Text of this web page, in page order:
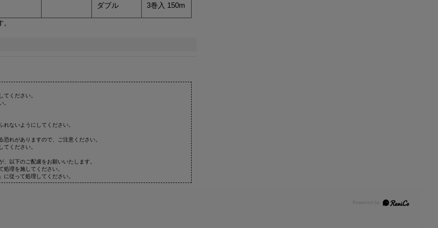
ダブル 3巻入 150m
ください。
。
ないようにしてください。
れがありますので、ご注意ください。
ください。
以下のご配慮をお願いいたします。
理を施してください。
従って処理してください。